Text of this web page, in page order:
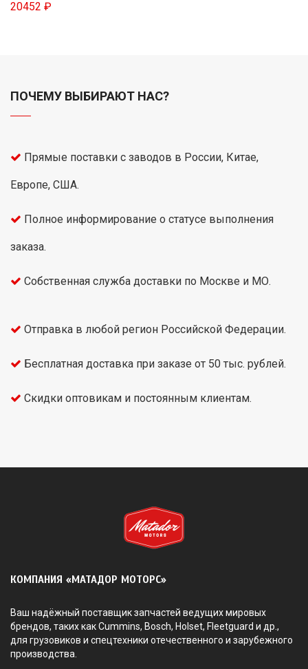
20452 ₽
ПОЧЕМУ ВЫБИРАЮТ НАС?
Прямые поставки с заводов в России, Китае,
Европе, США.
Полное информирование о статусе выполнения
заказа.
Собственная служба доставки по Москве и МО.
Отправка в любой регион Российской Федерации.
Бесплатная доставка при заказе от 50 тыс. рублей.
Скидки оптовикам и постоянным клиентам.
КОМПАНИЯ «МАТАДОР МОТОРС»
Ваш надёжный поставщик запчастей ведущих мировых
брендов, таких как Cummins, Bosch, Holset, Fleetguard и др.,
для грузовиков и спецтехники отечественного и зарубежного
производства.